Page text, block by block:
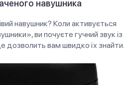
навушника
навушник? Коли активується
ви почуєте гучний звук із
дозволить вам швидко їх знайти.